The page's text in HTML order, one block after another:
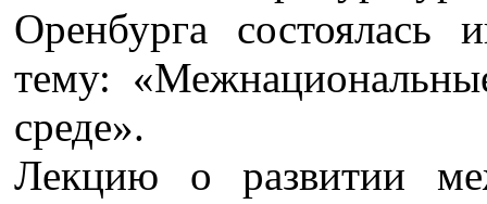
Оренбурга состоялась
тему:
среде».
Лекцию о развитии